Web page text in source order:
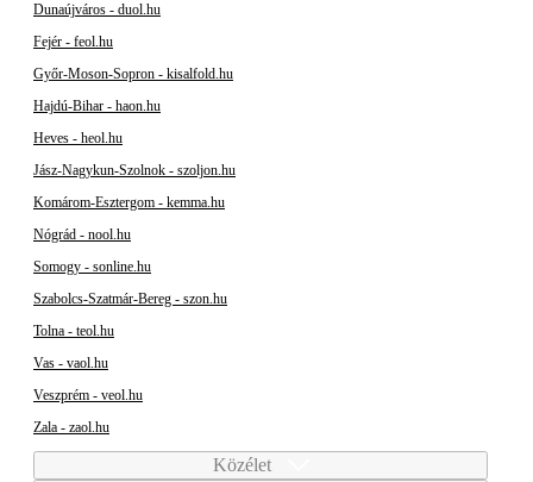
Dunaújváros - duol.hu
Fejér - feol.hu
Győr-Moson-Sopron - kisalfold.hu
Hajdú-Bihar - haon.hu
Heves - heol.hu
Jász-Nagykun-Szolnok - szoljon.hu
Komárom-Esztergom - kemma.hu
Nógrád - nool.hu
Somogy - sonline.hu
Szabolcs-Szatmár-Bereg - szon.hu
Tolna - teol.hu
Vas - vaol.hu
Veszprém - veol.hu
Zala - zaol.hu
Közélet